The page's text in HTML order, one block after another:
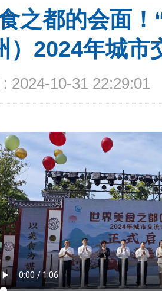
之都的会面
）2024年城市
2024-10-31 22:29:01